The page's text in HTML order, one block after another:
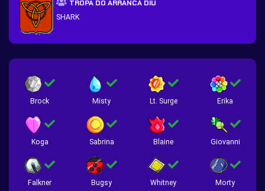
TROPA DO ARRANCA DIU
SHARK
Brock Misty Lt. Surge Erika
Koga Sabrina Blaine Giovanni
Falkner Bugsy Whitney Morty